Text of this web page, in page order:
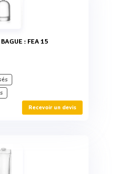
: FEA 15
Recevoir un devis